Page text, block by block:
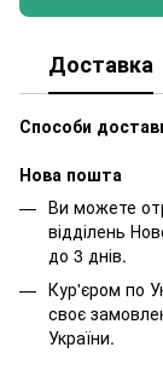
Доставка
Способи
Нова пошта
Ви можете
відділень
до 3 днів.
Кур'єром по
своє
України.